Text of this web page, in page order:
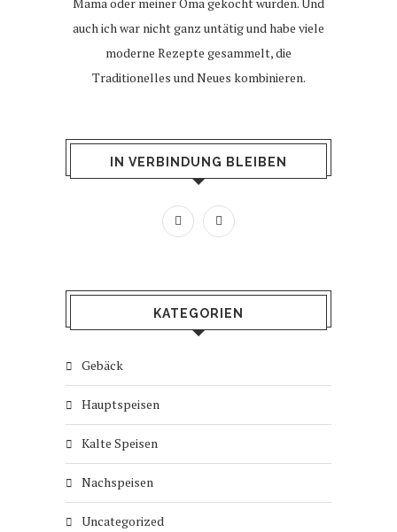
auch ich war nicht ganz untätig und habe viele
moderne Rezepte gesammelt, die
Traditionelles und Neues kombinieren.
IN VERBINDUNG BLEIBEN
KATEGORIEN
Gebäck
Hauptspeisen
Kalte Speisen
Nachspeisen
Uncategorized